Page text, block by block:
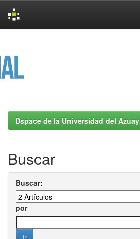
Dspace de la Universidad del Azuay
Buscar
Buscar:
por